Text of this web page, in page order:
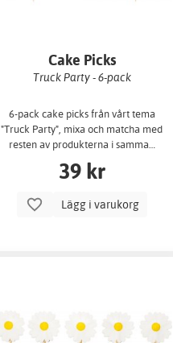
Cake Picks
Truck Party - 6-pack
6-pack cake picks från vårt tema
"Truck Party", mixa och matcha med
resten av produkterna i samma…
39 kr
Lägg i varukorg